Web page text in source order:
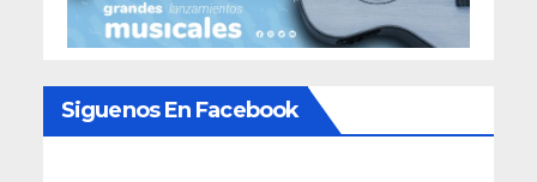
Siguenos En Facebook